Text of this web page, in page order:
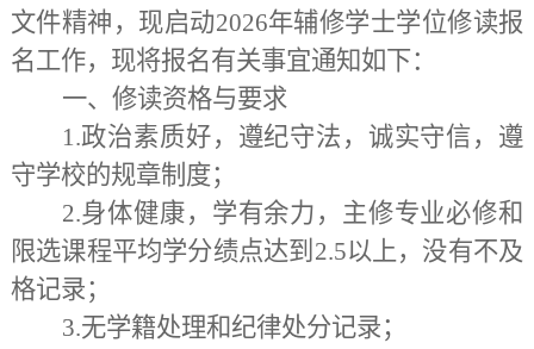
文件精神，现启动2026年辅修学士学位修读报
名工作，现将报名有关事宜通知如下：
一、修读资格与要求
1.政治素质好，遵纪守法，诚实守信，遵
守学校的规章制度；
2.身体健康，学有余力，主修专业必修和
限选课程平均学分绩点达到2.5以上，没有不及
格记录；
3.无学籍处理和纪律处分记录；